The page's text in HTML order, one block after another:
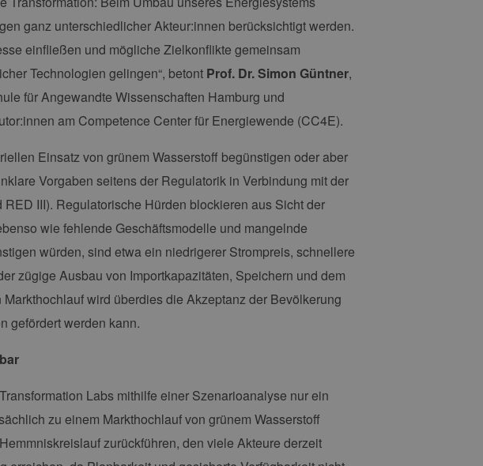
ganz unterschiedlicher Akteur:innen berücksichtigt werden.
einfließen und mögliche Zielkonflikte gemeinsam
Technologien gelingen“, betont Prof. Dr. Simon Güntner,
für Angewandte Wissenschaften Hamburg und
am Competence Center für Energiewende (CC4E).
Einsatz von grünem Wasserstoff begünstigen oder aber
Vorgaben seitens der Regulatorik in Verbindung mit der
III). Regulatorische Hürden blockieren aus Sicht der
wie fehlende Geschäftsmodelle und mangelnde
würden, sind etwa ein niedrigerer Strompreis, schnellere
zügige Ausbau von Importkapazitäten, Speichern und dem
wird überdies die Akzeptanz der Bevölkerung
gefördert werden kann.
Labs mithilfe einer Szenarioanalyse nur ein
zu einem Markthochlauf von grünem Wasserstoff
zurückführen, den viele Akteure derzeit